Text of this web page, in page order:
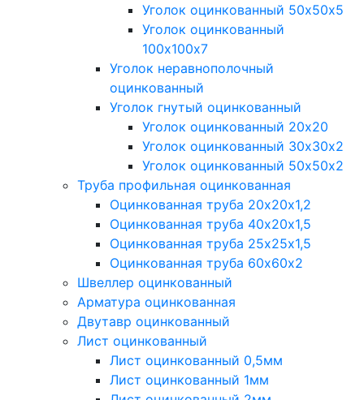
Уголок оцинкованный 50х50х5
Уголок оцинкованный
100х100х7
Уголок неравнополочный
оцинкованный
Уголок гнутый оцинкованный
Уголок оцинкованный 20х20
Уголок оцинкованный 30х30х2
Уголок оцинкованный 50х50х2
Труба профильная оцинкованная
Оцинкованная труба 20х20х1,2
Оцинкованная труба 40х20х1,5
Оцинкованная труба 25х25х1,5
Оцинкованная труба 60х60х2
Швеллер оцинкованный
Арматура оцинкованная
Двутавр оцинкованный
Лист оцинкованный
Лист оцинкованный 0,5мм
Лист оцинкованный 1мм